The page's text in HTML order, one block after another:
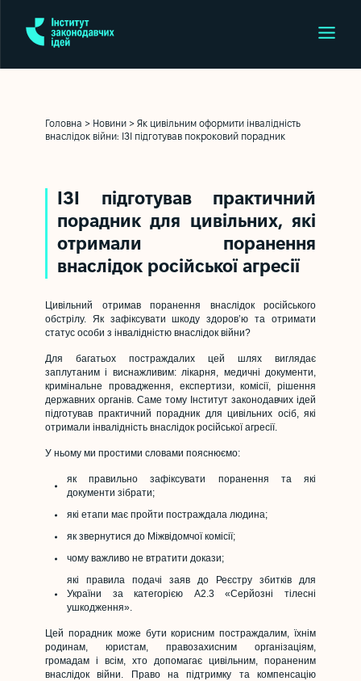
Головна > Новини > Як цивільним оформити інвалідність
внаслідок війни: ІЗІ підготував покроковий порадник
ІЗІ підготував практичний
порадник для цивільних, які
отримали поранення
внаслідок російської агресії
Цивільний отримав поранення внаслідок російського
обстрілу. Як зафіксувати шкоду здоров’ю та отримати
статус особи з інвалідністю внаслідок війни?
Для багатьох постраждалих цей шлях виглядає
заплутаним і виснажливим: лікарня, медичні документи,
кримінальне провадження, експертизи, комісії, рішення
державних органів. Саме тому Інститут законодавчих ідей
підготував практичний порадник для цивільних осіб, які
отримали інвалідність внаслідок російської агресії.
У ньому ми простими словами пояснюємо:
як правильно зафіксувати поранення та які
документи зібрати;
які етапи має пройти постраждала людина;
як звернутися до Міжвідомчої комісії;
чому важливо не втратити докази;
які правила подачі заяв до Реєстру збитків для
України за категорією A2.3 «Серйозні тілесні
ушкодження».
Цей порадник може бути корисним постраждалим, їхнім
родинам, юристам, правозахисним організаціям,
громадам і всім, хто допомагає цивільним, пораненим
внаслідок війни. Право на підтримку та компенсацію